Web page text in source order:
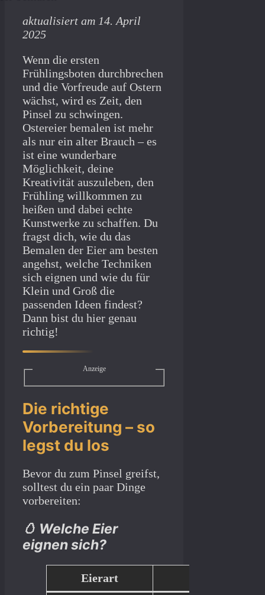
aktualisiert am 14. April
2025
Wenn die ersten
Frühlingsboten durchbrechen
und die Vorfreude auf Ostern
wächst, wird es Zeit, den
Pinsel zu schwingen.
Ostereier bemalen ist mehr
als nur ein alter Brauch – es
ist eine wunderbare
Möglichkeit, deine
Kreativität auszuleben, den
Frühling willkommen zu
heißen und dabei echte
Kunstwerke zu schaffen. Du
fragst dich, wie du das
Bemalen der Eier am besten
angehst, welche Techniken
sich eignen und wie du für
Klein und Groß die
passenden Ideen findest?
Dann bist du hier genau
richtig!
Anzeige
Die richtige
Vorbereitung – so
legst du los
Bevor du zum Pinsel greifst,
solltest du ein paar Dinge
vorbereiten:
🥚 Welche Eier
eignen sich?
Eierart